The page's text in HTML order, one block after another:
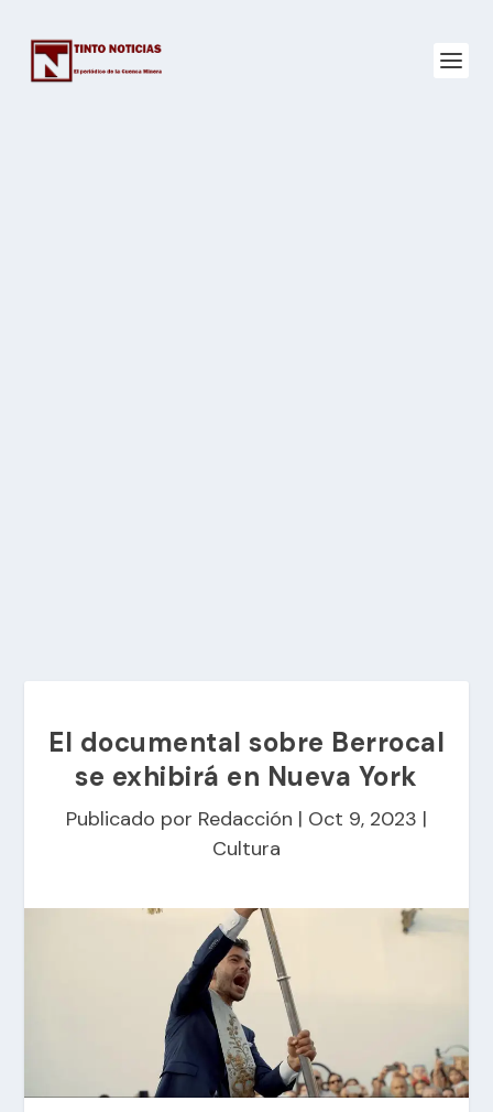
El documental sobre Berrocal
se exhibirá en Nueva York
Publicado por Redacción | Oct 9, 2023 |
Cultura